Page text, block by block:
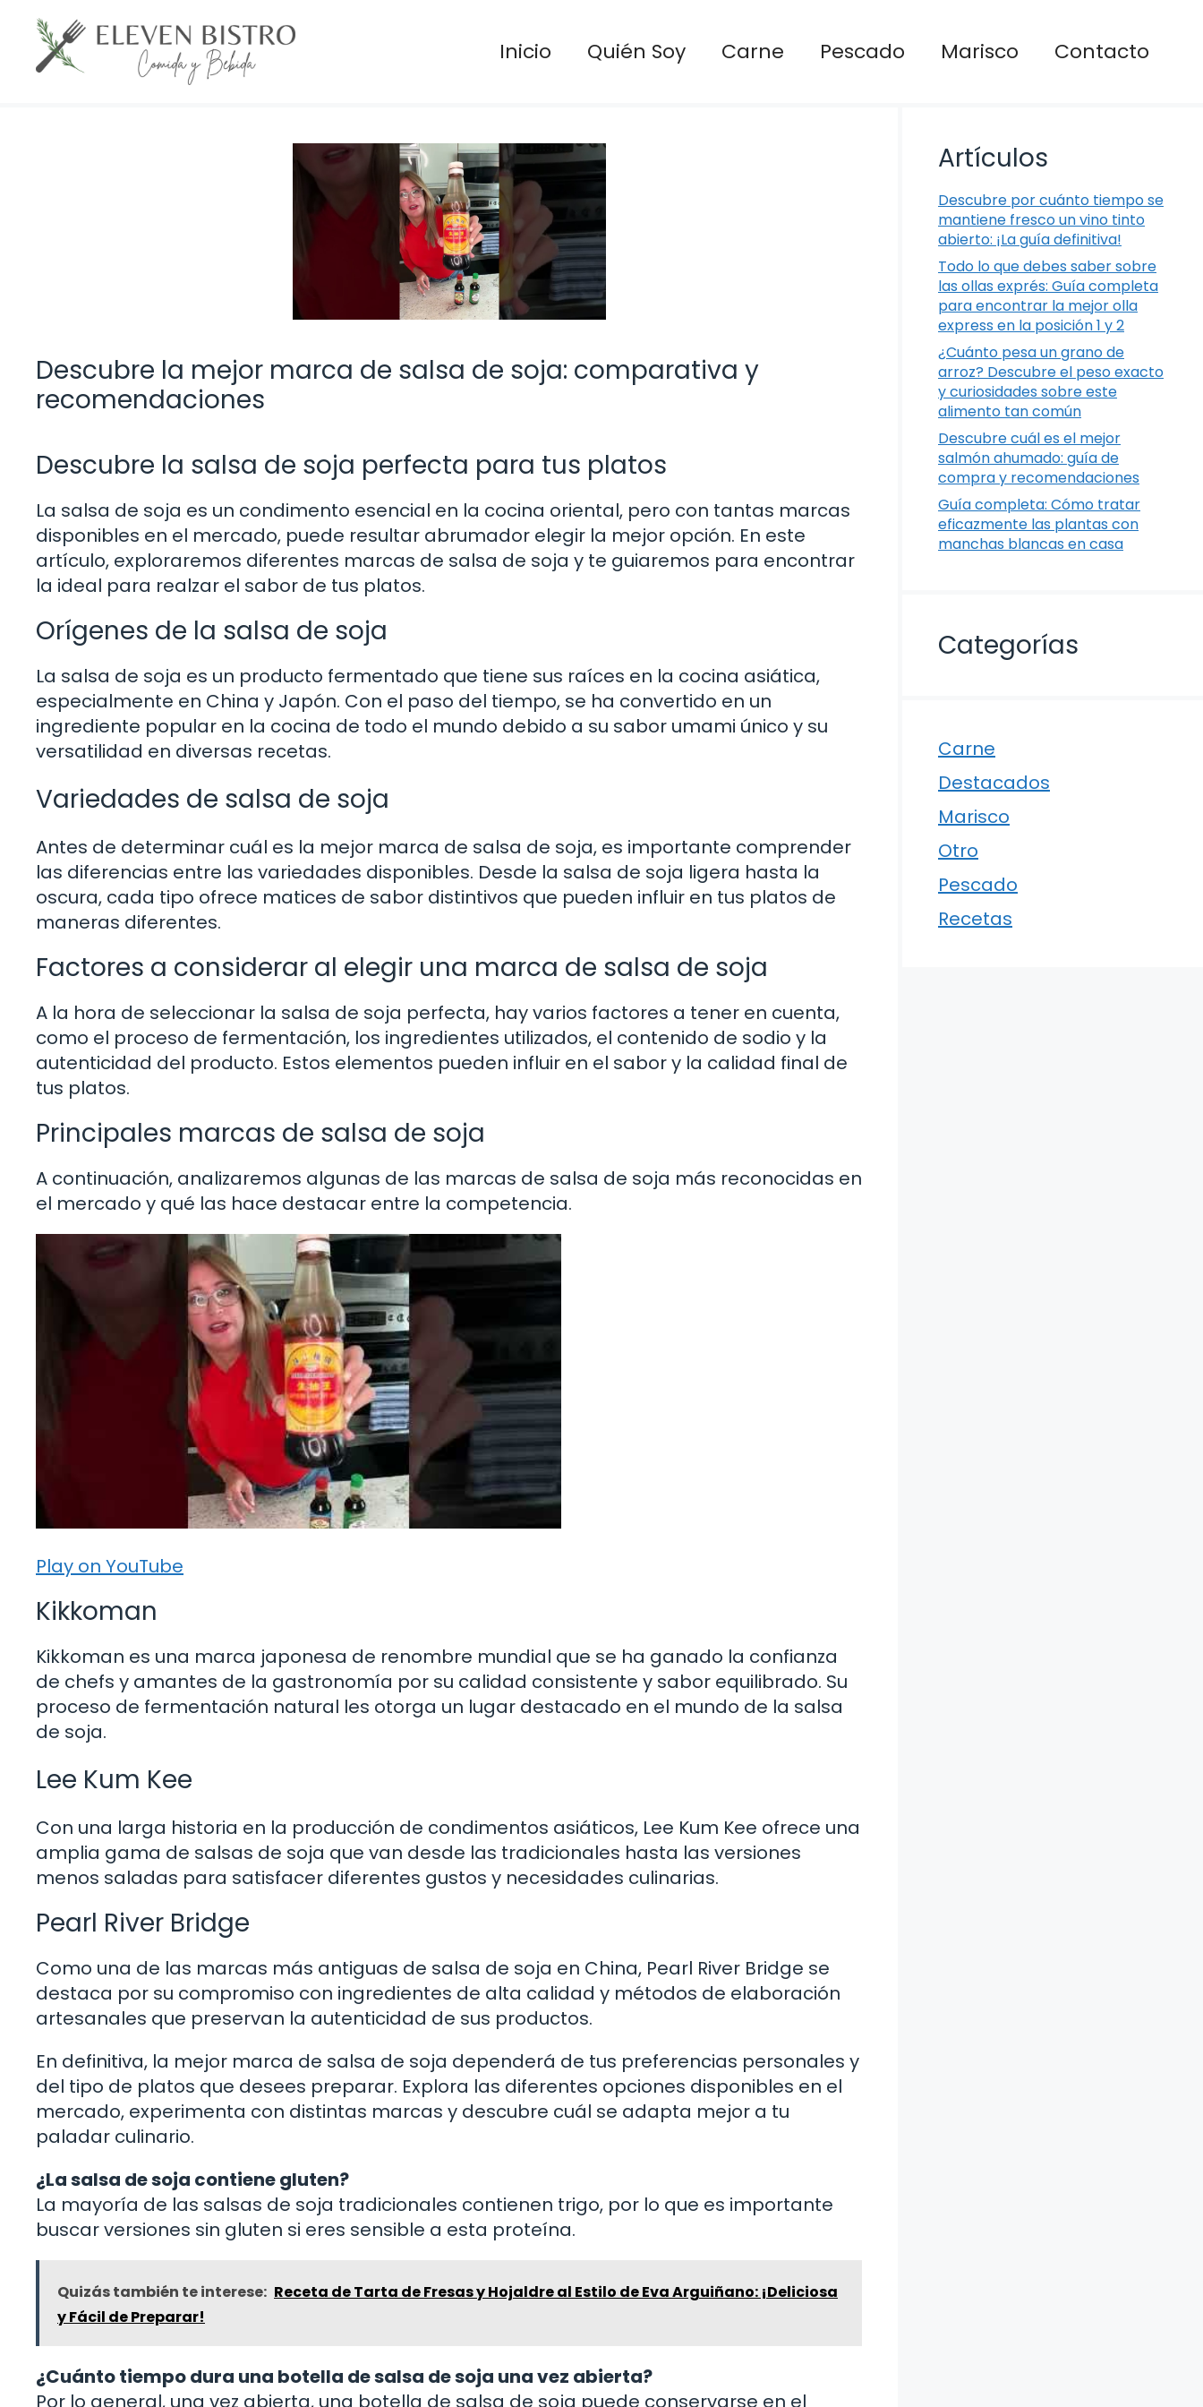
Saltar
contenido
Inicio Quién Soy Carne Pescado Marisco Contacto
Descubre la mejor marca de salsa de soja: comparativa y
recomendaciones
Descubre la salsa de soja perfecta para tus platos
La salsa de soja es un condimento esencial en la cocina oriental, pero con tantas marcas
disponibles en el mercado, puede resultar abrumador elegir la mejor opción. En este
artículo, exploraremos diferentes marcas de salsa de soja y te guiaremos para encontrar
la ideal para realzar el sabor de tus platos.
Orígenes de la salsa de soja
La salsa de soja es un producto fermentado que tiene sus raíces en la cocina asiática,
especialmente en China y Japón. Con el paso del tiempo, se ha convertido en un
ingrediente popular en la cocina de todo el mundo debido a su sabor umami único y su
versatilidad en diversas recetas.
Variedades de salsa de soja
Antes de determinar cuál es la mejor marca de salsa de soja, es importante comprender
las diferencias entre las variedades disponibles. Desde la salsa de soja ligera hasta la
oscura, cada tipo ofrece matices de sabor distintivos que pueden influir en tus platos de
maneras diferentes.
Factores a considerar al elegir una marca de salsa de soja
A la hora de seleccionar la salsa de soja perfecta, hay varios factores a tener en cuenta,
como el proceso de fermentación, los ingredientes utilizados, el contenido de sodio y la
autenticidad del producto. Estos elementos pueden influir en el sabor y la calidad final de
tus platos.
Principales marcas de salsa de soja
A continuación, analizaremos algunas de las marcas de salsa de soja más reconocidas en
el mercado y qué las hace destacar entre la competencia.
Play on YouTube
Kikkoman
Kikkoman es una marca japonesa de renombre mundial que se ha ganado la confianza
de chefs y amantes de la gastronomía por su calidad consistente y sabor equilibrado. Su
proceso de fermentación natural les otorga un lugar destacado en el mundo de la salsa
de soja.
Lee Kum Kee
Con una larga historia en la producción de condimentos asiáticos, Lee Kum Kee ofrece una
amplia gama de salsas de soja que van desde las tradicionales hasta las versiones
menos saladas para satisfacer diferentes gustos y necesidades culinarias.
Pearl River Bridge
Como una de las marcas más antiguas de salsa de soja en China, Pearl River Bridge se
destaca por su compromiso con ingredientes de alta calidad y métodos de elaboración
artesanales que preservan la autenticidad de sus productos.
En definitiva, la mejor marca de salsa de soja dependerá de tus preferencias personales y
del tipo de platos que desees preparar. Explora las diferentes opciones disponibles en el
mercado, experimenta con distintas marcas y descubre cuál se adapta mejor a tu
paladar culinario.
¿La salsa de soja contiene gluten?
La mayoría de las salsas de soja tradicionales contienen trigo, por lo que es importante
buscar versiones sin gluten si eres sensible a esta proteína.
Quizás también te interese: Receta de Tarta de Fresas y Hojaldre al Estilo de Eva Arguiñano: ¡Deliciosa
y Fácil de Preparar!
¿Cuánto tiempo dura una botella de salsa de soja una vez abierta?
Por lo general, una vez abierta, una botella de salsa de soja puede conservarse en el
Artículos
Descubre por cuánto tiempo se
mantiene fresco un vino tinto
abierto: ¡La guía definitiva!
Todo lo que debes saber sobre
las ollas exprés: Guía completa
para encontrar la mejor olla
express en la posición 1 y 2
¿Cuánto pesa un grano de
arroz? Descubre el peso exacto
y curiosidades sobre este
alimento tan común
Descubre cuál es el mejor
salmón ahumado: guía de
compra y recomendaciones
Guía completa: Cómo tratar
eficazmente las plantas con
manchas blancas en casa
Categorías
Carne
Destacados
Marisco
Otro
Pescado
Recetas